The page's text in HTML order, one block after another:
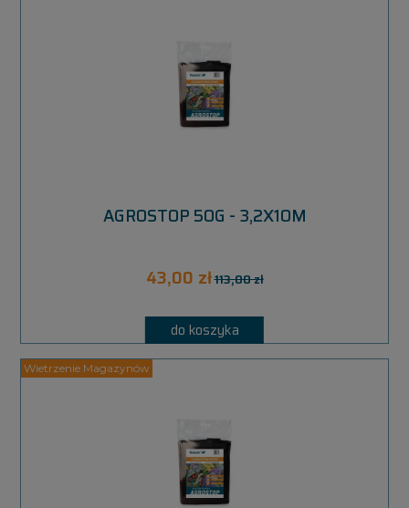
AGROSTOP 50G - 3,2X10M
43,00 zł113,00 zł
do koszyka